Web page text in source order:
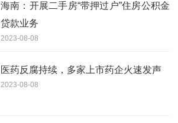
海南：开展二手房“带押过户”住房公积金
贷款业务
2023-08-08
医药反腐持续，多家上市药企火速发声
2023-08-08